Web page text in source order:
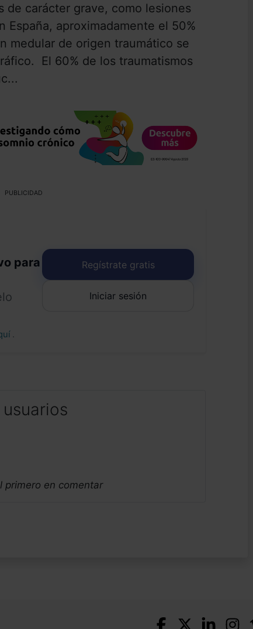
de carácter grave, como lesiones
España, aproximadamente el 50%
medular de origen traumático se
El 60% de los traumatismos
PUBLICIDAD
para
.
Regístrate gratis
Iniciar sesión
primero en comentar